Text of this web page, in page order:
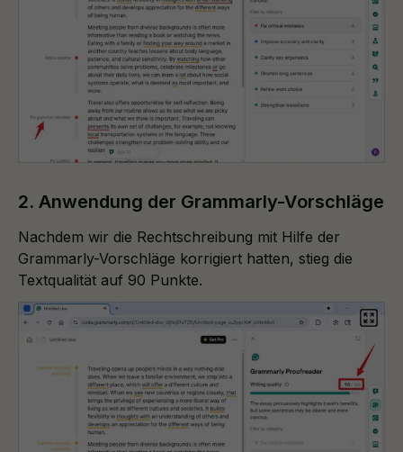
2. Anwendung der Grammarly-Vorschläge
Nachdem wir die Rechtschreibung mit Hilfe der
Grammarly-Vorschläge korrigiert hatten, stieg die
Textqualität auf 90 Punkte.